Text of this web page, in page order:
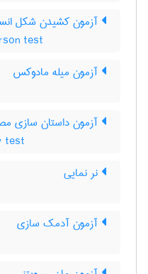
آزمون کشیدن شکل
test
آزمون میله مادوکس
آزمون داستان سازی
test
نر نمایی
آزمون آدمک سازی